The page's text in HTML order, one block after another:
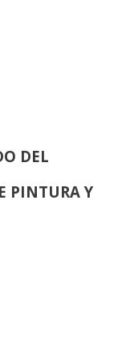
DEL
PINTURA Y